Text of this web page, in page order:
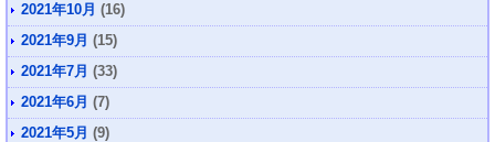
2021年10月 (16)
2021年9月 (15)
2021年7月 (33)
2021年6月 (7)
2021年5月 (9)